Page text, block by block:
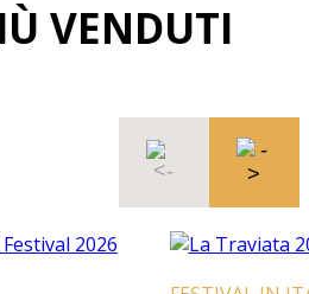
VENDUTI